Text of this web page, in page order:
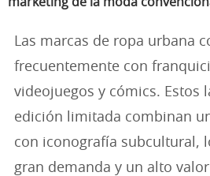
Las marcas de ropa urbana
frecuentemente con
videojuegos y cómics. Estos
edición limitada combinan
con iconografía subcultural,
gran demanda y un alto